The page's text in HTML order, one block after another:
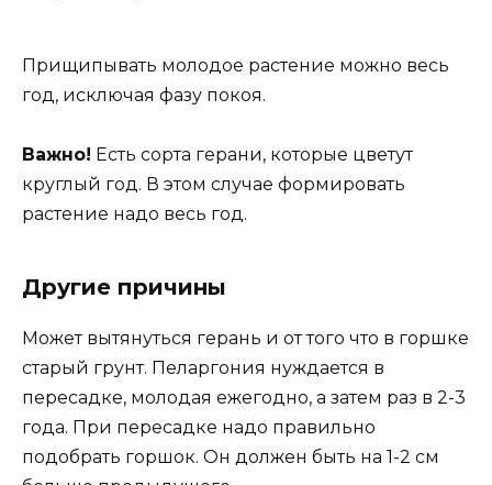
Прищипывать молодое растение можно весь
год, исключая фазу покоя.
Важно! Есть сорта герани, которые цветут
круглый год. В этом случае формировать
растение надо весь год.
Другие причины
Может вытянуться герань и от того что в горшке
старый грунт. Пеларгония нуждается в
пересадке, молодая ежегодно, а затем раз в 2-3
года. При пересадке надо правильно
подобрать горшок. Он должен быть на 1-2 см